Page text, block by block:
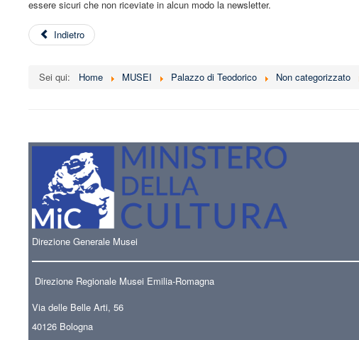
essere sicuri che non riceviate in alcun modo la newsletter.
Indietro
Sei qui: Home MUSEI Palazzo di Teodorico Non categorizzato
Direzione Generale Musei
Direzione Regionale Musei Emilia-Romagna
Via delle Belle Arti, 56
40126 Bologna